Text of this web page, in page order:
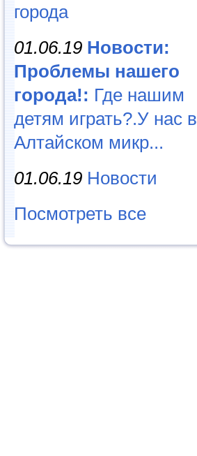
города
01.06.19 Новости:
Проблемы нашего
города!: Где нашим
детям играть?.У нас в
Алтайском микр...
01.06.19 Новости
Посмотреть все